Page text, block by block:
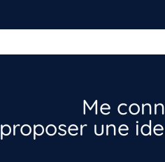
Me
proposer une